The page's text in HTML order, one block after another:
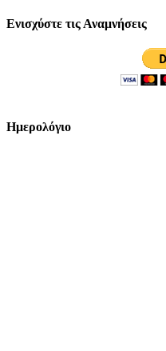
Ενισχύστε τις Αναμνήσεις
Ημερολόγιο